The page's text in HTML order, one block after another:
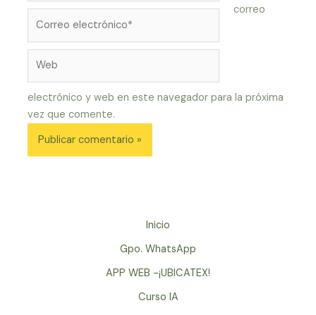
electrónico*
correo
electrónico y web en este navegador para la próxima
vez que comente.
Inicio
Gpo. WhatsApp
APP WEB -¡UBICATEX!
Curso IA